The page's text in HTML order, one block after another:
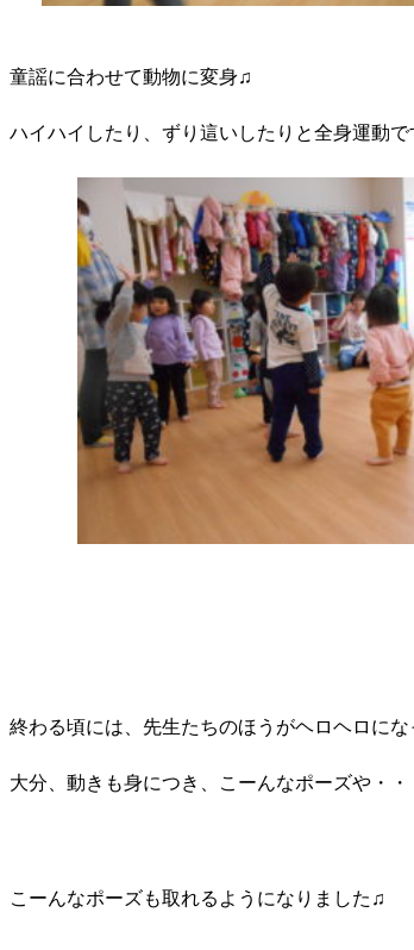
童謡に合わせて動物に変身♫
ハイハイしたり、ずり這いしたりと全身運動
終わる頃には、先生たちのほうがヘロヘロに
大分、動きも身につき、こーんなポーズや・・
こーんなポーズも取れるようになりました♫